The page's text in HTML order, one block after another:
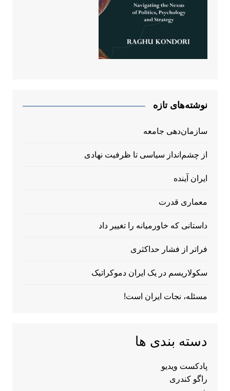
نوشته‌های تازه
سازمان‌دهی جامعه
از چشم‌انداز سیاسی تا ظرفیت نهادی
ایران آینده
معماری قدرت
داستانی که خاورمیانه را تغییر داد
فراتر از فشار حداکثری
سکولاریسم در یک ایران دموکراتیک
مسئله، نجات ایران است!
دسته بندی ها
پادکست ویدیو
راگو کندری